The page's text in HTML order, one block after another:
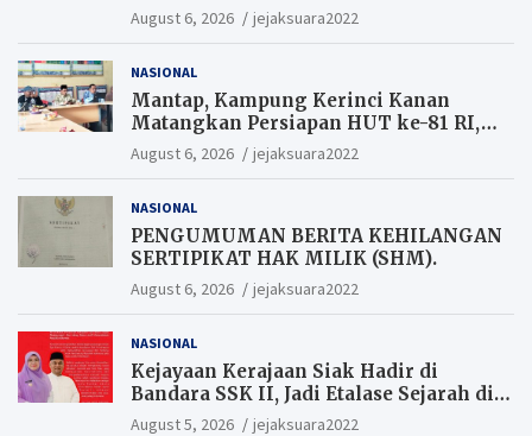
August 6, 2026 jejaksuara2022
NASIONAL
Mantap, Kampung Kerinci Kanan
Matangkan Persiapan HUT ke-81 RI,
Warga yang ikut Upacara
Berkesempatan Raih Hadiah
August 6, 2026 jejaksuara2022
NASIONAL
PENGUMUMAN BERITA KEHILANGAN
SERTIPIKAT HAK MILIK (SHM).
August 6, 2026 jejaksuara2022
NASIONAL
Kejayaan Kerajaan Siak Hadir di
Bandara SSK II, Jadi Etalase Sejarah di
Gerbang Riau
August 5, 2026 jejaksuara2022